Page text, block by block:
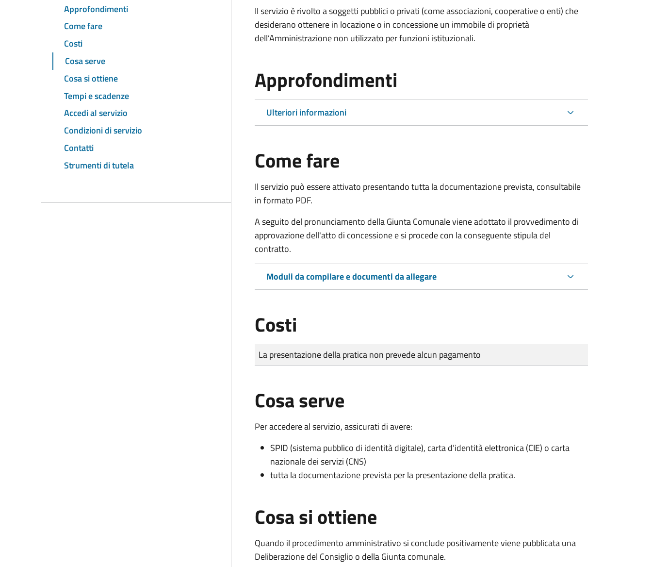
Approfondimenti
Come fare
Costi
Cosa serve
Cosa si ottiene
Tempi e scadenze
Accedi al servizio
Condizioni di servizio
Contatti
Strumenti di tutela
Il servizio è rivolto a soggetti pubblici o privati (come associazioni, cooperative o enti) che
desiderano ottenere in locazione o in concessione un immobile di proprietà
dell’Amministrazione non utilizzato per funzioni istituzionali.
Approfondimenti
Ulteriori informazioni
Come fare
Il servizio può essere attivato presentando tutta la documentazione prevista, consultabile
in formato PDF.
A seguito del pronunciamento della Giunta Comunale viene adottato il provvedimento di
approvazione dell'atto di concessione e si procede con la conseguente stipula del
contratto.
Moduli da compilare e documenti da allegare
Costi
Tipo di pagamento
Importo
La presentazione della pratica non prevede alcun pagamento
Cosa serve
Per accedere al servizio, assicurati di avere:
SPID (sistema pubblico di identità digitale), carta d’identità elettronica (CIE) o carta
nazionale dei servizi (CNS)
tutta la documentazione prevista per la presentazione della pratica.
Cosa si ottiene
Quando il procedimento amministrativo si conclude positivamente viene pubblicata una
Deliberazione del Consiglio o della Giunta comunale.